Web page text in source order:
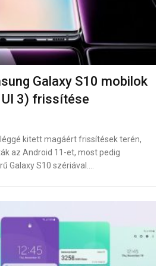
Galaxy S10 mobilok
3) frissítése
kitett magáért frissítések terén,
az Android 11-et, most pedig
Galaxy S10 szériával.…